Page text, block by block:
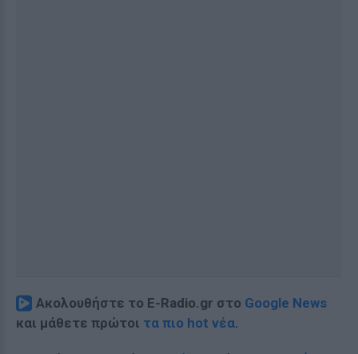
Ακολουθήστε το E-Radio.gr στο Google News
και μάθετε πρώτοι τα πιο hot νέα.